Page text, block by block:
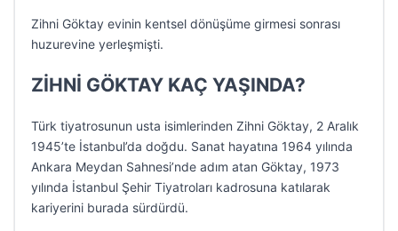
Zihni Göktay evinin kentsel dönüşüme girmesi sonrası
huzurevine yerleşmişti.
ZİHNİ GÖKTAY KAÇ YAŞINDA?
Türk tiyatrosunun usta isimlerinden Zihni Göktay, 2 Aralık
1945’te İstanbul’da doğdu. Sanat hayatına 1964 yılında
Ankara Meydan Sahnesi’nde adım atan Göktay, 1973
yılında İstanbul Şehir Tiyatroları kadrosuna katılarak
kariyerini burada sürdürdü.